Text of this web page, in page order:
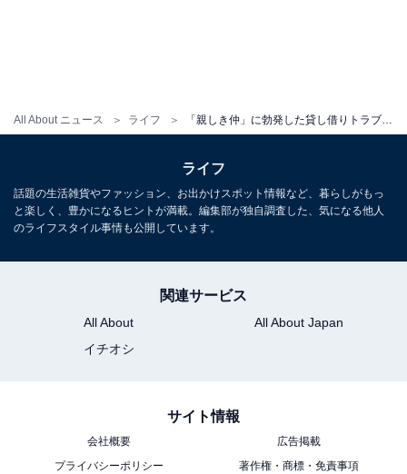
All About ニュース ライフ
いいよ」と彼に告げ、仕事に向かいました。
「夜……たしか20時過ぎだったと思います。私が部屋に
帰ってくると、彼がいなくなっていました。翌日仕事だ
から帰ったのかな？と思って着替えたりしていると、コ
ンビニで買ってきたらしき、お湯の入ったカップ麺を持
った彼が戻ってきたんです」
ああそうだよね、もう夕飯の時間だし、お腹が空いてい
ライフ
話題の生活雑貨やファッション、お出かけスポット情報など、暮らしがもっ
と楽しく、豊かになるヒントが満載。編集部が独自調査した、気になる他人
のライフスタイル事情も公開しています。
関連サービス
All About
All About Japan
イチオシ
サイト情報
会社概要
広告掲載
プライバシーポリシー
著作権・商標・免責事項